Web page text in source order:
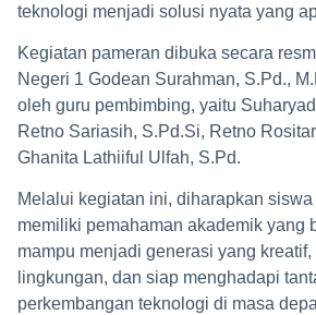
teknologi menjadi solusi nyata yang
Kegiatan pameran dibuka secara
Negeri 1 Godean Surahman, S.Pd.,
oleh guru pembimbing, yaitu
Retno Sariasih, S.Pd.Si, Retno
Ghanita Lathiiful Ulfah, S.Pd.
Melalui kegiatan ini, diharapkan
memiliki pemahaman akademik yang
mampu menjadi generasi yang
lingkungan, dan siap menghadapi
perkembangan teknologi di masa